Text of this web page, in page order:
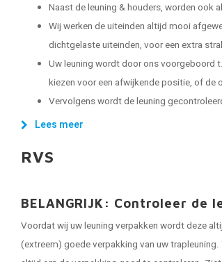
Naast de leuning & houders, worden
Wij werken de uiteinden altijd mooi
dichtgelaste uiteinden, voor een extra
Uw leuning wordt door ons voorgeboord
kiezen voor een afwijkende positie, of de
Vervolgens wordt de leuning
Lees meer
RVS
BELANGRIJK: Controleer
Voordat wij uw leuning verpakken wordt deze
(extreem) goede verpakking van uw